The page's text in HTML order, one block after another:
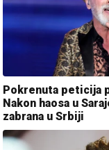
Pokrenuta peticija
Nakon haosa u
zabrana u Srbiji